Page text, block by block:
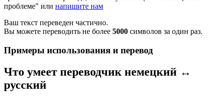
проблеме" или напишите нам
Ваш текст переведен частично.
Вы можете переводить не более 5000 символов за один раз.
Примеры использования и перевод
Что умеет переводчик немецкий ↔
русский